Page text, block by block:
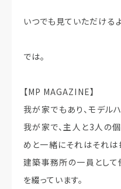
いつでも見ていただける
では。
【MP MAGAZINE】
我が家でもあり、モデル
我が家で、主人と3人の
めと一緒にそれはそれは
建築事務所の一員とし
を綴っています。